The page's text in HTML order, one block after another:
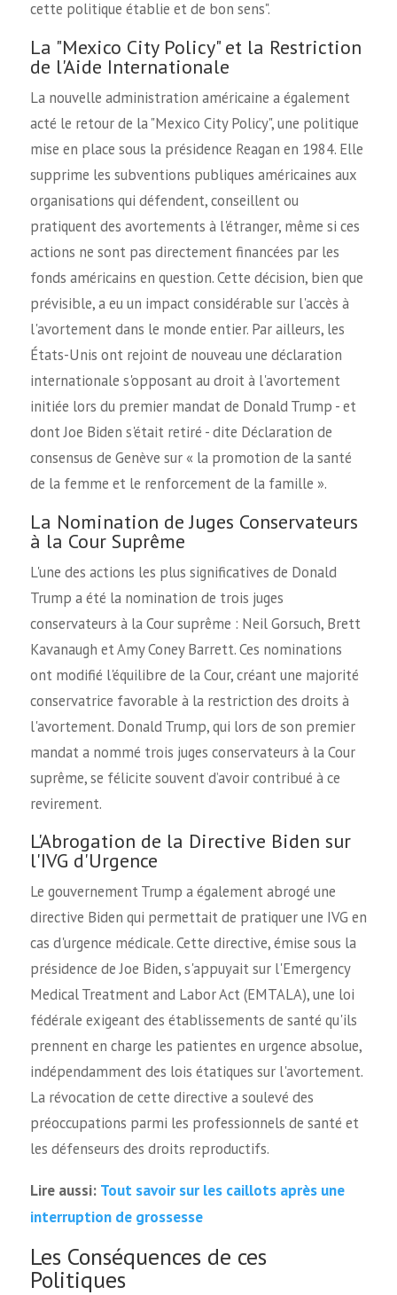
cette politique établie et de bon sens".
La "Mexico City Policy" et la Restriction
de l'Aide Internationale
La nouvelle administration américaine a également
acté le retour de la "Mexico City Policy", une politique
mise en place sous la présidence Reagan en 1984. Elle
supprime les subventions publiques américaines aux
organisations qui défendent, conseillent ou
pratiquent des avortements à l'étranger, même si ces
actions ne sont pas directement financées par les
fonds américains en question. Cette décision, bien que
prévisible, a eu un impact considérable sur l'accès à
l'avortement dans le monde entier. Par ailleurs, les
États-Unis ont rejoint de nouveau une déclaration
internationale s'opposant au droit à l'avortement
initiée lors du premier mandat de Donald Trump - et
dont Joe Biden s'était retiré - dite Déclaration de
consensus de Genève sur « la promotion de la santé
de la femme et le renforcement de la famille ».
La Nomination de Juges Conservateurs
à la Cour Suprême
L'une des actions les plus significatives de Donald
Trump a été la nomination de trois juges
conservateurs à la Cour suprême : Neil Gorsuch, Brett
Kavanaugh et Amy Coney Barrett. Ces nominations
ont modifié l'équilibre de la Cour, créant une majorité
conservatrice favorable à la restriction des droits à
l'avortement. Donald Trump, qui lors de son premier
mandat a nommé trois juges conservateurs à la Cour
suprême, se félicite souvent d’avoir contribué à ce
revirement.
L'Abrogation de la Directive Biden sur
l'IVG d'Urgence
Le gouvernement Trump a également abrogé une
directive Biden qui permettait de pratiquer une IVG en
cas d'urgence médicale. Cette directive, émise sous la
présidence de Joe Biden, s'appuyait sur l'Emergency
Medical Treatment and Labor Act (EMTALA), une loi
fédérale exigeant des établissements de santé qu'ils
prennent en charge les patientes en urgence absolue,
indépendamment des lois étatiques sur l'avortement.
La révocation de cette directive a soulevé des
préoccupations parmi les professionnels de santé et
les défenseurs des droits reproductifs.
Lire aussi: Tout savoir sur les caillots après une
interruption de grossesse
Les Conséquences de ces
Politiques